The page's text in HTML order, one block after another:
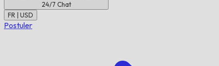
24/7 Chat
FR | USD
Postuler